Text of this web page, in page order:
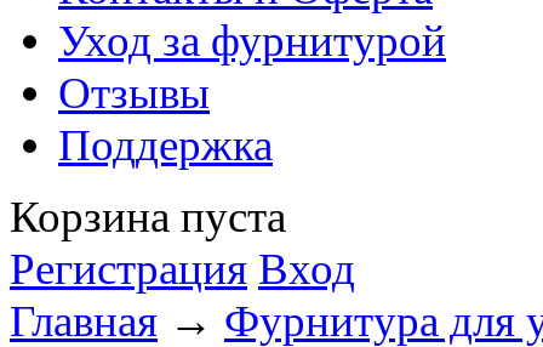
Уход за фурнитурой
Отзывы
Поддержка
Корзина пуста
Регистрация Вход
Главная → Фурнитура для